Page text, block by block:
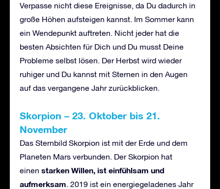
Verpasse nicht diese Ereignisse, da Du dadurch in
große Höhen aufsteigen kannst. Im Sommer kann
ein Wendepunkt auftreten. Nicht jeder hat die
besten Absichten für Dich und Du musst Deine
Probleme selbst lösen. Der Herbst wird wieder
ruhiger und Du kannst mit Sternen in den Augen
auf das vergangene Jahr zurückblicken.
Skorpion – 23. Oktober bis 21.
November
Das Sternbild Skorpion ist mit der Erde und dem
Planeten Mars verbunden. Der Skorpion hat
einen starken Willen, ist einfühlsam und
aufmerksam. 2019 ist ein energiegeladenes Jahr